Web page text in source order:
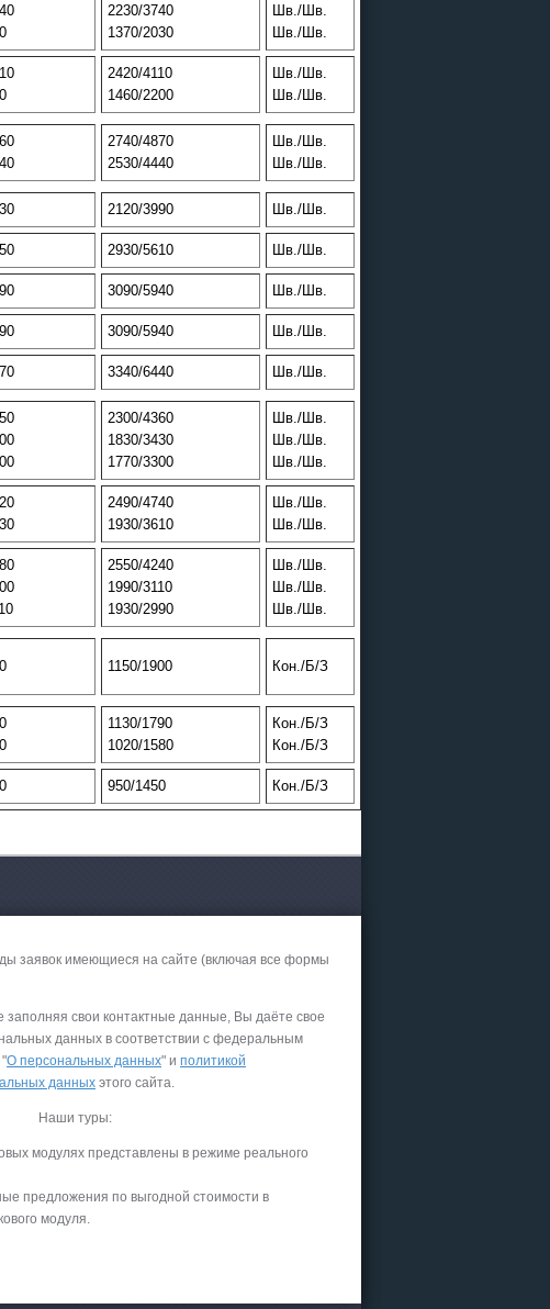
2230/3740
1370/2030
Шв./Шв.
Шв./Шв.
2420/4110
1460/2200
Шв./Шв.
Шв./Шв.
2740/4870
2530/4440
Шв./Шв.
Шв./Шв.
2120/3990 Шв./Шв.
2930/5610 Шв./Шв.
3090/5940 Шв./Шв.
3090/5940 Шв./Шв.
3340/6440 Шв./Шв.
2300/4360
1830/3430
1770/3300
Шв./Шв.
Шв./Шв.
Шв./Шв.
2490/4740
1930/3610
Шв./Шв.
Шв./Шв.
2550/4240
1990/3110
1930/2990
Шв./Шв.
Шв./Шв.
Шв./Шв.
1150/1900 Кон./Б/З
1130/1790
1020/1580
Кон./Б/З
Кон./Б/З
950/1450 Кон./Б/З
заявок имеющиеся на сайте (включая все формы
заполняя свои контактные данные, Вы даёте свое
данных в соответствии с федеральным
О персональных данных" и политикой
данных этого сайта.
Наши туры:
модулях представлены в режиме реального
предложения по выгодной стоимости в
модуля.